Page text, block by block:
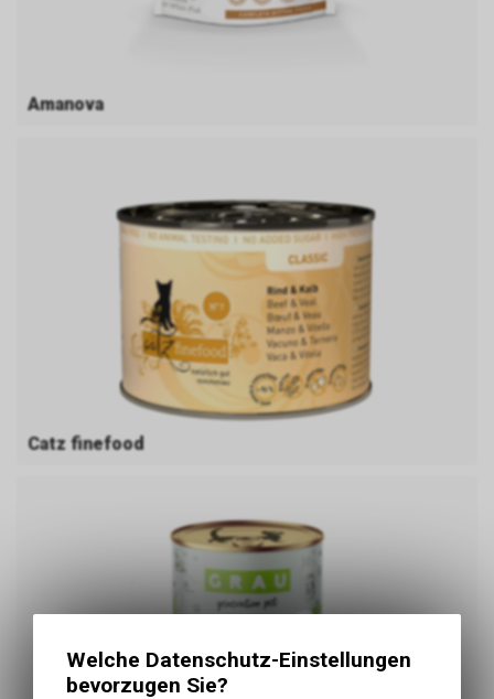
Amanova
Catz finefood
Welche Datenschutz-Einstellungen
bevorzugen Sie?